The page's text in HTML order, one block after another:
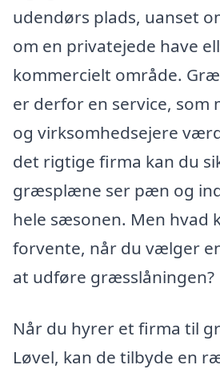
udendørs plads, uanset
om en privatejede have
kommercielt område.
er derfor en service, som
og virksomhedsejere
det rigtige firma kan du
græsplæne ser pæn og
hele sæsonen. Men hvad
forvente, når du vælger
at udføre græsslåningen?
Når du hyrer et firma til
Løvel, kan de tilbyde en